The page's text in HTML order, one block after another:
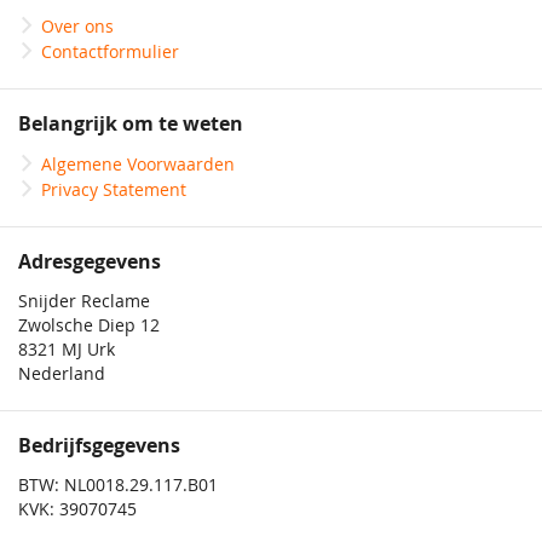
Over ons
Contactformulier
Belangrijk om te weten
Algemene Voorwaarden
Privacy Statement
Adresgegevens
Snijder Reclame
Zwolsche Diep 12
8321 MJ Urk
Nederland
Bedrijfsgegevens
BTW: NL0018.29.117.B01
KVK: 39070745